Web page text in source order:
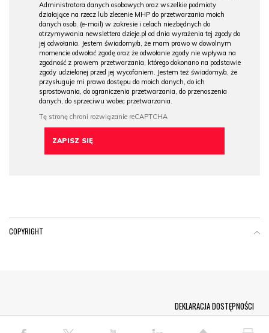
Administratora danych osobowych oraz wszelkie podmioty
działające na rzecz lub zlecenie MHP do przetwarzania moich
danych osob. (e-mail) w zakresie i celach niezbędnych do
otrzymywania newslettera dzieje.pl od dnia wyrażenia tej zgody do
jej odwołania. Jestem świadomy/a, że mam prawo w dowolnym
momencie odwołać zgodę oraz że odwołanie zgody nie wpływa na
zgodność z prawem przetwarzania, którego dokonano na podstawie
zgody udzielonej przed jej wycofaniem. Jestem też świadomy/a, że
przysługuje mi prawo dostępu do moich danych, do ich
sprostowania, do ograniczenia przetwarzania, do przenoszenia
danych, do sprzeciwu wobec przetwarzania.
COPYRIGHT
© COPYRIGHT PAP 2026
DEKLARACJA DOSTĘPNOŚCI